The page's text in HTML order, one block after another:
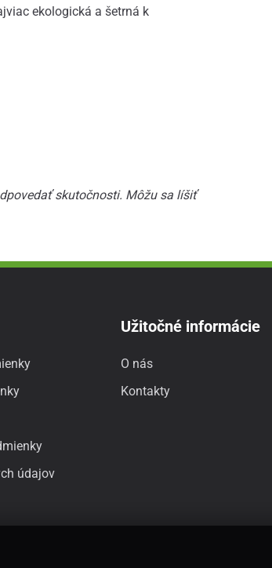
ekologická a šetrná k
skutočnosti. Môžu sa líšiť
údajov
Užitočné informácie
O nás
Kontakty